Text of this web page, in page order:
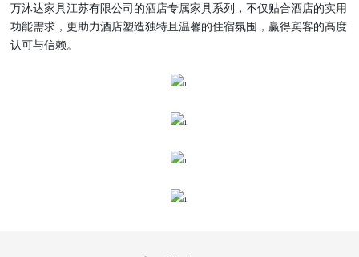
万沐达家具江苏有限公司的酒店专属家具系列，不仅贴合酒店的实用
功能需求，更助力酒店塑造独特且温馨的住宿氛围，赢得宾客的高度
认可与信赖。